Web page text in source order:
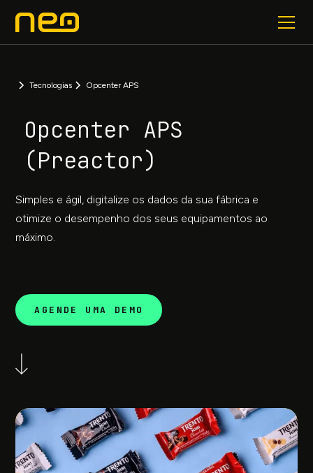
Tecnologias Opcenter APS
Opcenter APS
(Preactor)
Simples e ágil, digitalize os dados da sua fábrica e
otimize o desempenho dos seus equipamentos ao
máximo.
AGENDE UMA DEMO